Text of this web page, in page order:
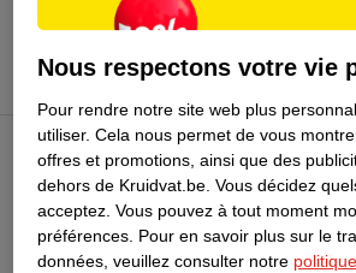
Club Kruidvat
Service Clientèle
Nous respectons votre vie
Pour rendre notre site web plus
utiliser. Cela nous permet de vous
offres et promotions, ainsi que des
dehors de Kruidvat.be. Vous décidez
acceptez. Vous pouvez à tout moment
préférences. Pour en savoir plus sur le
données, veuillez consulter notre